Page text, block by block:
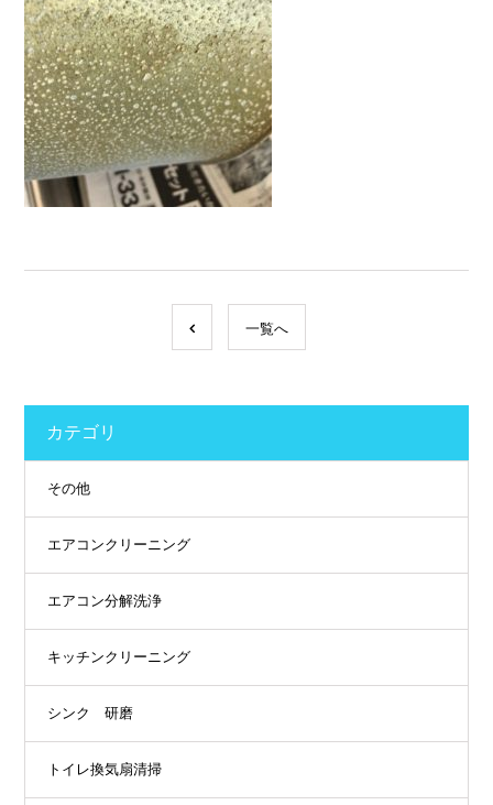
一覧へ
カテゴリ
その他
エアコンクリーニング
エアコン分解洗浄
キッチンクリーニング
シンク 研磨
トイレ換気扇清掃